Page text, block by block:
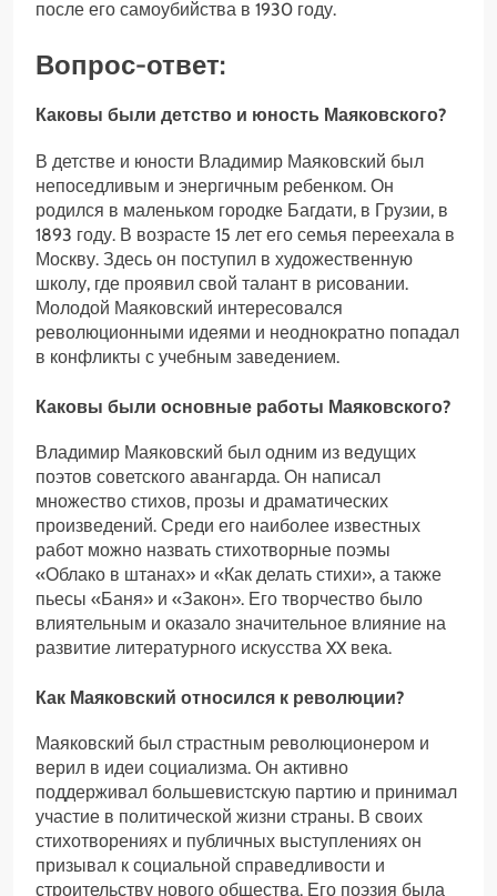
после его самоубийства в 1930 году.
Вопрос-ответ:
Каковы были детство и юность Маяковского?
В детстве и юности Владимир Маяковский был
непоседливым и энергичным ребенком. Он
родился в маленьком городке Багдати, в Грузии, в
1893 году. В возрасте 15 лет его семья переехала в
Москву. Здесь он поступил в художественную
школу, где проявил свой талант в рисовании.
Молодой Маяковский интересовался
революционными идеями и неоднократно попадал
в конфликты с учебным заведением.
Каковы были основные работы Маяковского?
Владимир Маяковский был одним из ведущих
поэтов советского авангарда. Он написал
множество стихов, прозы и драматических
произведений. Среди его наиболее известных
работ можно назвать стихотворные поэмы
«Облако в штанах» и «Как делать стихи», а также
пьесы «Баня» и «Закон». Его творчество было
влиятельным и оказало значительное влияние на
развитие литературного искусства XX века.
Как Маяковский относился к революции?
Маяковский был страстным революционером и
верил в идеи социализма. Он активно
поддерживал большевистскую партию и принимал
участие в политической жизни страны. В своих
стихотворениях и публичных выступлениях он
призывал к социальной справедливости и
строительству нового общества. Его поэзия была